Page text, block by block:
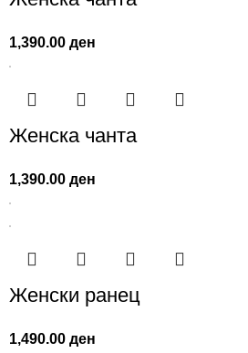
1,390.00ден
Женска чанта
1,390.00ден
Женски ранец
1,490.00ден